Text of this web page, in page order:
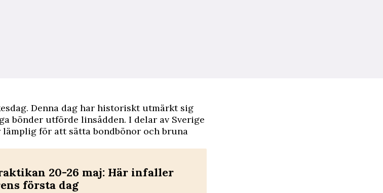
Denna dag har historiskt utmärkt sig
bönder utförde linsådden. I delar av Sverige
lämplig för att sätta bondbönor och bruna
20-26 maj: Här infaller
första dag